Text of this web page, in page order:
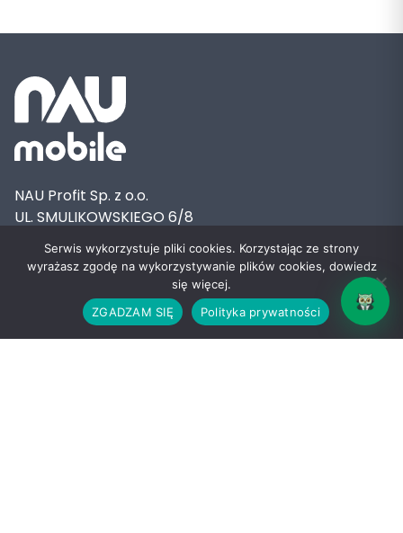
NAU Profit Sp. z o.o.
UL. SMULIKOWSKIEGO 6/8
00-389 WARSZAWA
Serwis wykorzystuje pliki cookies. Korzystając ze strony
wyrażasz zgodę na wykorzystywanie plików cookies, dowiedz
się więcej.
ZGADZAM SIĘ
Polityka prywatności